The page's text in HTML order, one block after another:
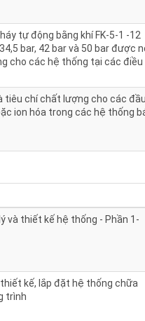
tự động bằng khí FK-5-1 -12
bar, 42 bar và 50 bar được
cho các hệ thống tại các điều
tiêu chí chất lượng cho các đầu
ion hóa trong các hệ thống
và thiết kế hệ thống - Phần 1-
kế, lắp đặt hệ thống chữa
trình